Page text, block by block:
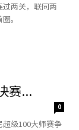
两关，联同两
。
赛...
0
级100大师赛争